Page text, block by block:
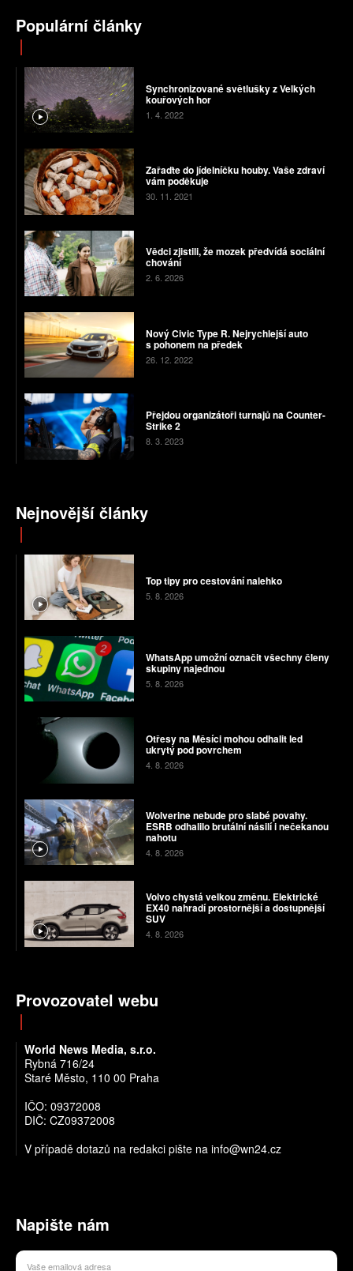
Populární články
Synchronizované světlušky z Velkých
kouřových hor
1. 4. 2022
Zařaďte do jídelníčku houby. Vaše zdraví
vám poděkuje
30. 11. 2021
Vědci zjistili, že mozek předvídá sociální
chování
2. 6. 2026
Nový Civic Type R. Nejrychlejší auto
s pohonem na předek
26. 12. 2022
Přejdou organizátoři turnajů na Counter-
Strike 2
8. 3. 2023
Nejnovější články
Top tipy pro cestování nalehko
5. 8. 2026
WhatsApp umožní označit všechny členy
skupiny najednou
5. 8. 2026
Otřesy na Měsíci mohou odhalit led
ukrytý pod povrchem
4. 8. 2026
Wolverine nebude pro slabé povahy.
ESRB odhalilo brutální násilí i nečekanou
nahotu
4. 8. 2026
Volvo chystá velkou změnu. Elektrické
EX40 nahradí prostornější a dostupnější
SUV
4. 8. 2026
Provozovatel webu
World News Media, s.r.o.
Rybná 716/24
Staré Město, 110 00 Praha
IČO: 09372008
DIČ: CZ09372008
V případě dotazů na redakci pište na info@wn24.cz
Napište nám